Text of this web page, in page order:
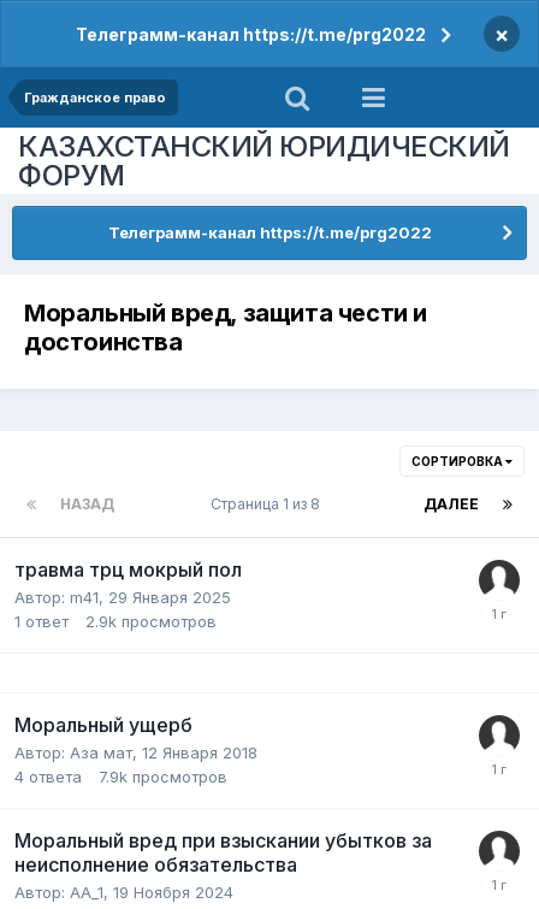
Телеграмм-канал https://t.me/prg2022 ×
Гражданское право
КАЗАХСТАНСКИЙ ЮРИДИЧЕСКИЙ
ФОРУМ
Телеграмм-канал https://t.me/prg2022
Моральный вред, защита чести и
достоинства
СОРТИРОВКА
НАЗАД ДАЛЕЕ
Страница 1 из 8
травма трц мокрый пол
Автор: m41, 29 Января 2025
1 ответ 2.9k просмотров
Моральный ущерб
Автор: Аза мат, 12 Января 2018
4 ответа 7.9k просмотров
Моральный вред при взыскании убытков за
неисполнение обязательства
Автор: AA_1, 19 Ноября 2024